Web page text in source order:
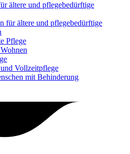
ältere und pflegebedürftige
für ältere und pflegebedürftige
Pflege
Vollzeitpflege
mit Behinderung